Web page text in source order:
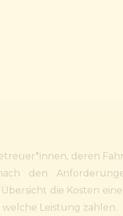
deren
den
die Kosten
Leistung zahlen.